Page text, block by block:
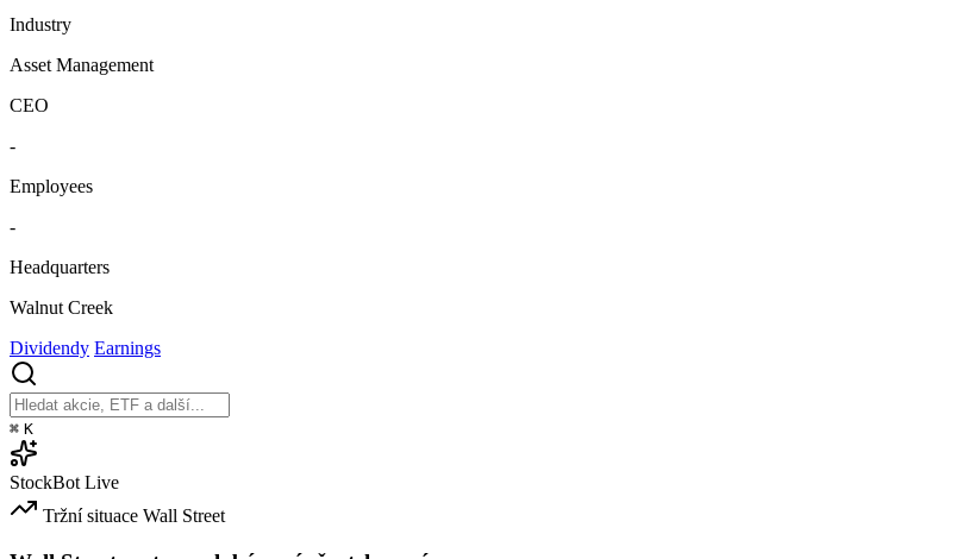
Industry
Asset Management
CEO
-
Employees
-
Headquarters
Walnut Creek
Dividendy Earnings
⌘ K
StockBot Live
Tržní situace Wall Street